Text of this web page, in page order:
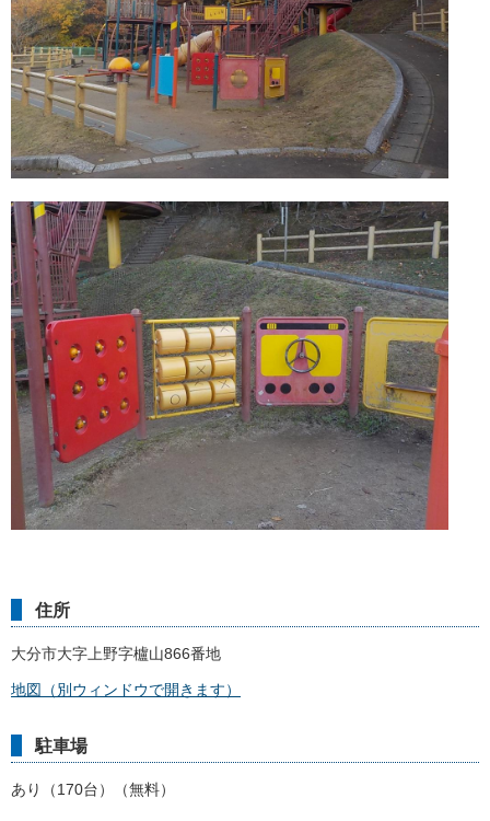
住所
大分市大字上野字櫨山866番地
地図（別ウィンドウで開きます）
駐車場
あり（170台）（無料）